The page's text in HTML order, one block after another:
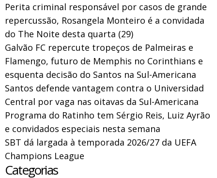
Perita criminal responsável por casos de grande
repercussão, Rosangela Monteiro é a convidada
do The Noite desta quarta (29)
Galvão FC repercute tropeços de Palmeiras e
Flamengo, futuro de Memphis no Corinthians e
esquenta decisão do Santos na Sul-Americana
Santos defende vantagem contra o Universidad
Central por vaga nas oitavas da Sul-Americana
Programa do Ratinho tem Sérgio Reis, Luiz Ayrão
e convidados especiais nesta semana
SBT dá largada à temporada 2026/27 da UEFA
Champions League
Categorias